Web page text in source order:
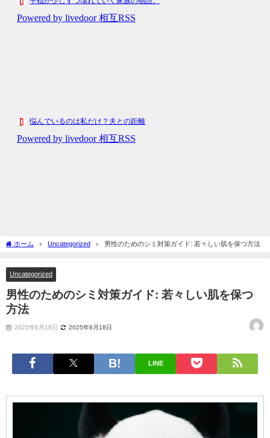
ホーム Uncategorized 男性のためのシミ対策ガイド: 若々しい肌を保つ方法
Uncategorized
男性のためのシミ対策ガイド: 若々しい肌を保つ
方法
2025年6月18日 2025年6月18日
LINE